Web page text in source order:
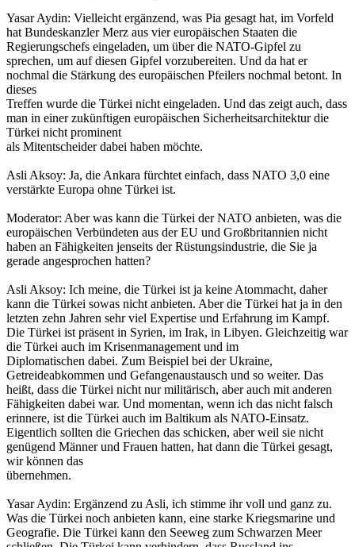
Yasar Aydin: Vielleicht ergänzend, was Pia gesagt hat, im Vorfeld
hat Bundeskanzler Merz aus vier europäischen Staaten die
Regierungschefs eingeladen, um über die NATO-Gipfel zu
sprechen, um auf diesen Gipfel vorzubereiten. Und da hat er
nochmal die Stärkung des europäischen Pfeilers nochmal betont. In
dieses
Treffen wurde die Türkei nicht eingeladen. Und das zeigt auch, dass
man in einer zukünftigen europäischen Sicherheitsarchitektur die
Türkei nicht prominent
als Mitentscheider dabei haben möchte.
Asli Aksoy: Ja, die Ankara fürchtet einfach, dass NATO 3,0 eine
verstärkte Europa ohne Türkei ist.
Moderator: Aber was kann die Türkei der NATO anbieten, was die
europäischen Verbündeten aus der EU und Großbritannien nicht
haben an Fähigkeiten jenseits der Rüstungsindustrie, die Sie ja
gerade angesprochen hatten?
Asli Aksoy: Ich meine, die Türkei ist ja keine Atommacht, daher
kann die Türkei sowas nicht anbieten. Aber die Türkei hat ja in den
letzten zehn Jahren sehr viel Expertise und Erfahrung im Kampf.
Die Türkei ist präsent in Syrien, im Irak, in Libyen. Gleichzeitig war
die Türkei auch im Krisenmanagement und im
Diplomatischen dabei. Zum Beispiel bei der Ukraine,
Getreideabkommen und Gefangenaustausch und so weiter. Das
heißt, dass die Türkei nicht nur militärisch, aber auch mit anderen
Fähigkeiten dabei war. Und momentan, wenn ich das nicht falsch
erinnere, ist die Türkei auch im Baltikum als NATO-Einsatz.
Eigentlich sollten die Griechen das schicken, aber weil sie nicht
genügend Männer und Frauen hatten, hat dann die Türkei gesagt,
wir können das
übernehmen.
Yasar Aydin: Ergänzend zu Asli, ich stimme ihr voll und ganz zu.
Was die Türkei noch anbieten kann, eine starke Kriegsmarine und
Geografie. Die Türkei kann den Seeweg zum Schwarzen Meer